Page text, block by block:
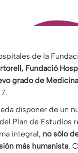
de la
Fundació
grado de
disponer de un
Plan de Estudios
integral, no sólo
más humanista.